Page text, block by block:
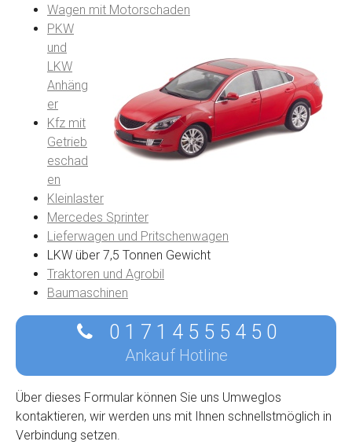
Wagen mit Motorschaden
PKW
und
LKW
Anhäng
er
Kfz mit
Getrieb
eschad
en
Kleinlaster
Mercedes Sprinter
Lieferwagen und Pritschenwagen
LKW über 7,5 Tonnen Gewicht
Traktoren und Agrobil
Baumaschinen
0 1 7 1 4 5 5 5 4 5 0
Ankauf Hotline
Über dieses Formular können Sie uns Umweglos
kontaktieren, wir werden uns mit Ihnen schnellstmöglich in
Verbindung setzen.